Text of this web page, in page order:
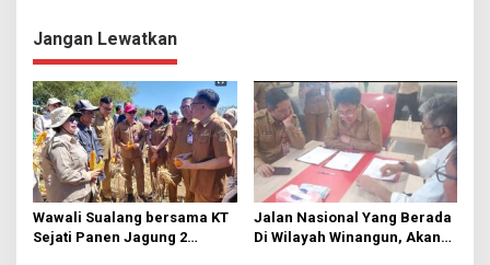
g
a
s
i
p
o
s
Jangan Lewatkan
Wawali Sualang bersama KT
Sejati Panen Jagung 2
Jalan Nasional Yang Berada
Di Wilayah Winangun, Akan